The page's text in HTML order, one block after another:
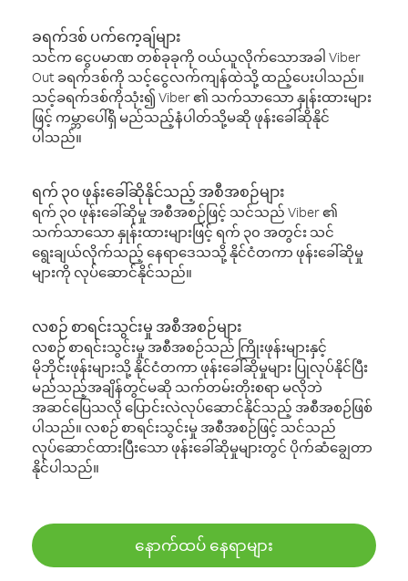
ခရက်ဒစ် ပက်ကေ့ချ်များ
သင်က ငွေပမာဏ တစ်ခုခုကို ဝယ်ယူလိုက်သောအခါ Viber
Out ခရက်ဒစ်ကို သင့်ငွေလက်ကျန်ထဲသို့ ထည့်ပေးပါသည်။
သင့်ခရက်ဒစ်ကိုသုံး၍ Viber ၏ သက်သာသော နှုန်းထားများ
ဖြင့် ကမ္ဘာပေါ်ရှိ မည်သည့်နံပါတ်သို့မဆို ဖုန်းခေါ်ဆိုနိုင်
ပါသည်။
ရက် ၃၀ ဖုန်းခေါ်ဆိုနိုင်သည့် အစီအစဉ်များ
ရက် ၃၀ ဖုန်းခေါ်ဆိုမှု အစီအစဉ်ဖြင့် သင်သည် Viber ၏
သက်သာသော နှုန်းထားများဖြင့် ရက် ၃၀ အတွင်း သင်
ရွေးချယ်လိုက်သည့် နေရာဒေသသို့ နိုင်ငံတကာ ဖုန်းခေါ်ဆိုမှု
များကို လုပ်ဆောင်နိုင်သည်။
လစဉ် စာရင်းသွင်းမှု အစီအစဉ်များ
လစဉ် စာရင်းသွင်းမှု အစီအစဉ်သည် ကြိုးဖုန်းများနှင့်
မိုဘိုင်းဖုန်းများသို့ နိုင်ငံတကာ ဖုန်းခေါ်ဆိုမှုများ ပြုလုပ်နိုင်ပြီး
မည်သည့်အချိန်တွင်မဆို သက်တမ်းတိုးစရာ မလိုဘဲ
အဆင်ပြေသလို ပြောင်းလဲလုပ်ဆောင်နိုင်သည့် အစီအစဉ်ဖြစ်
ပါသည်။ လစဉ် စာရင်းသွင်းမှု အစီအစဉ်ဖြင့် သင်သည်
လုပ်ဆောင်ထားပြီးသော ဖုန်းခေါ်ဆိုမှုများတွင် ပိုက်ဆံချွေတာ
နိုင်ပါသည်။
နောက်ထပ် နေရာများ